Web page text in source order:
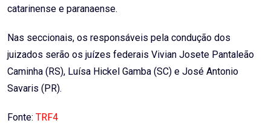
catarinense e paranaense.
Nas seccionais, os responsáveis pela condução dos
juizados serão os juízes federais Vivian Josete Pantaleão
Caminha (RS), Luísa Hickel Gamba (SC) e José Antonio
Savaris (PR).
Fonte: TRF4